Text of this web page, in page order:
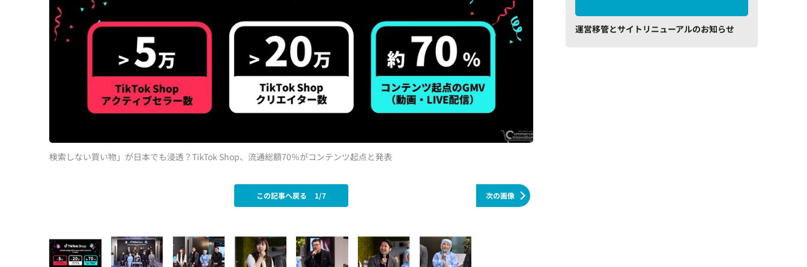
検索しない買い物」が日本でも浸透？TikTok Shop、流通総額70％がコンテンツ起点と発表
次の画像
この記事へ戻る 1/7
運営移管とサイトリニューアルのお知らせ